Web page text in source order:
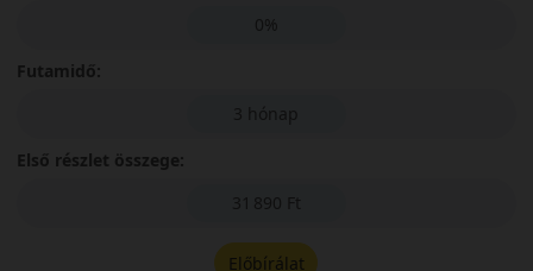
0%
Futamidő:
3 hónap
Első részlet összege:
31 890 Ft
Előbírálat